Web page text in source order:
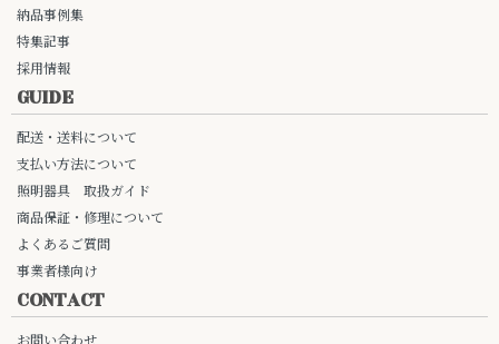
納品事例集
特集記事
採用情報
GUIDE
配送・送料について
支払い方法について
照明器具 取扱ガイド
商品保証・修理について
よくあるご質問
事業者様向け
CONTACT